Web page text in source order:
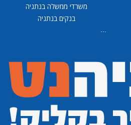
משרדי ממשלה בנתניה
בנקים בנתניה
...